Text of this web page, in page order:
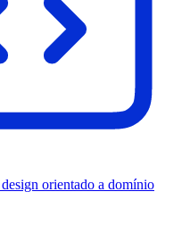
orientado a domínio